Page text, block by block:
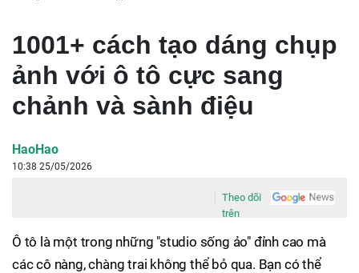
1001+ cách tạo dáng chụp
ảnh với ô tô cực sang
chảnh và sành điệu
HaoHao
10:38 25/05/2026
Theo dõi
trên
Ô tô là một trong những "studio sống ảo" đỉnh cao mà
các cô nàng, chàng trai không thể bỏ qua. Bạn có thể